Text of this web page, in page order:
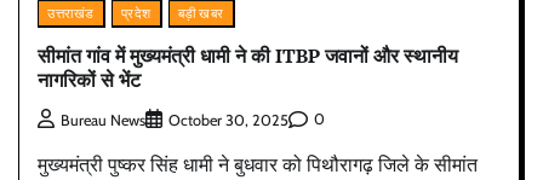
उत्तराखंड प्रदेश बड़ी खबर
सीमांत गांव में मुख्यमंत्री धामी ने की ITBP जवानों और स्थानीय
नागरिकों से भेंट
Bureau News October 30, 2025 0
मुख्यमंत्री पुष्कर सिंह धामी ने बुधवार को पिथौरागढ़ जिले के सीमांत